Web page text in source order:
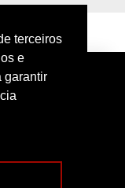
terceiros
e
garantir